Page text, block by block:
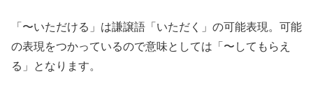
「〜いただける」は謙譲語「いただく」の可能表現。可能
の表現をつかっているので意味としては「〜してもらえ
る」となります。